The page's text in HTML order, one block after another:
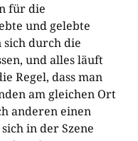
für die
und gelebte
durch die
und alles läuft
Regel, dass man
am gleichen Ort
anderen einen
in der Szene